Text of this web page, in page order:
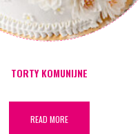
TORTY KOMUNIJNE
READ MORE